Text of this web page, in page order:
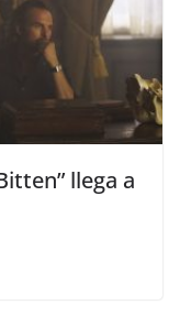
llega a